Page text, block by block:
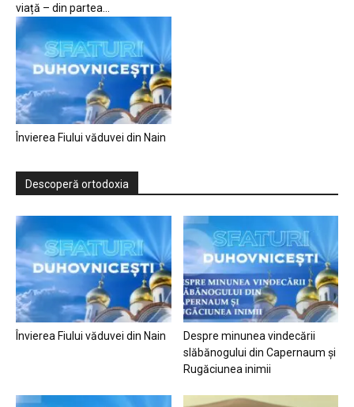
viață – din partea...
Învierea Fiului văduvei din Nain
Descoperă ortodoxia
Învierea Fiului văduvei din Nain
Despre minunea vindecării
slăbănogului din Capernaum și
Rugăciunea inimii